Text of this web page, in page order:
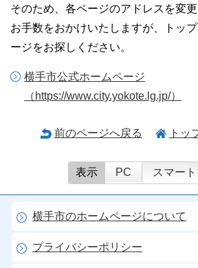
そのため、各ページのアドレスを変更
お手数をおかけいたしますが、トッ
ージをお探しください。
横手市公式ホームページ
（https://www.city.yokote.lg.jp/）
前のページへ戻る トッ
表示 PC スマー
横手市のホームページについて
プライバシーポリシー